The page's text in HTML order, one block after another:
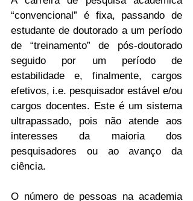
“convencional” é fixa, passando de
estudante de doutorado a um período
de “treinamento” de pós-doutorado
seguido por um período de
estabilidade e, finalmente, cargos
efetivos, i.e. pesquisador estável e/ou
cargos docentes. Este é um sistema
ultrapassado, pois não atende aos
interesses da maioria dos
pesquisadores ou ao avanço da
ciência.
O número de pessoas na academia